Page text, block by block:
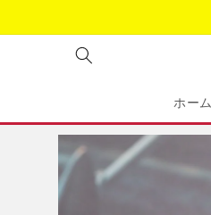
進む
ホーム
商品情
報にス
キップ